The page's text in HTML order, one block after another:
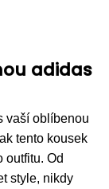
adidas
vaší oblíbenou
tento kousek
outfitu. Od
style, nikdy